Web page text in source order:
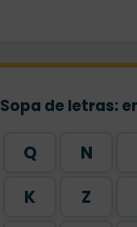
Sopa de letras:
Q N
K
Z